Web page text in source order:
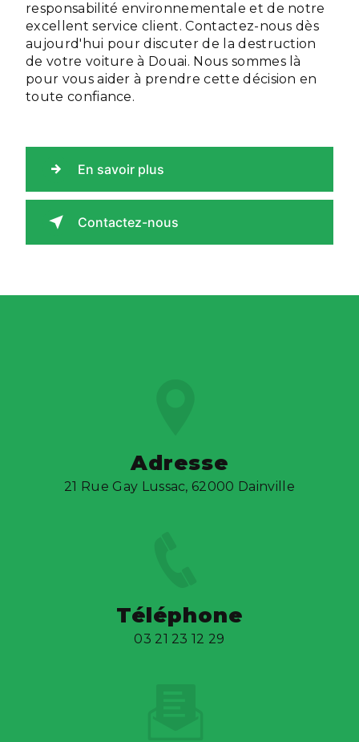
responsabilité environnementale et de notre
excellent service client. Contactez-nous dès
aujourd'hui pour discuter de la destruction
de votre voiture à Douai. Nous sommes là
pour vous aider à prendre cette décision en
toute confiance.
En savoir plus
Contactez-nous
Adresse
21 Rue Gay Lussac, 62000 Dainville
Téléphone
03 21 23 12 29